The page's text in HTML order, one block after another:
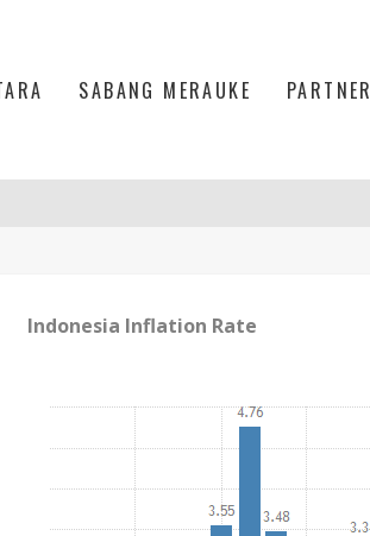
SABANG MERAUKE PARTNER
Indonesia Inflation Rate